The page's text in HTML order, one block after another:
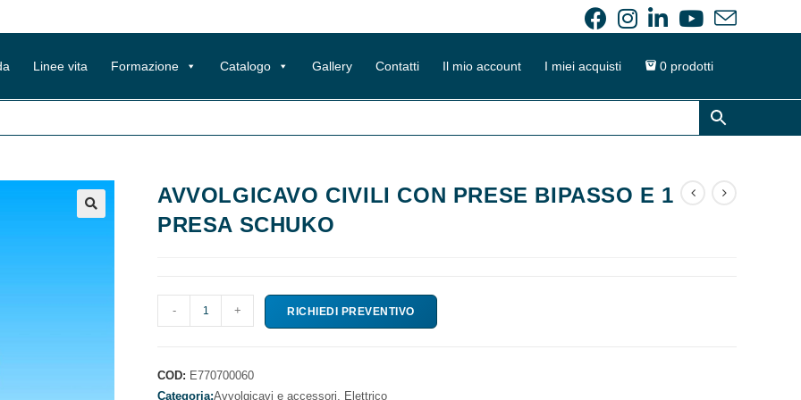
Linee vita Formazione Catalogo Gallery Contatti Il mio account I miei acquisti 0 prodotti
AVVOLGICAVO CIVILI CON PRESE BIPASSO E 1
PRESA SCHUKO
AVVOLGICAVO
CIVILI
PRESE
BIPASSO
- + RICHIEDI PREVENTIVO
COD: E770700060
Categoria:Avvolgicavi e accessori, Elettrico